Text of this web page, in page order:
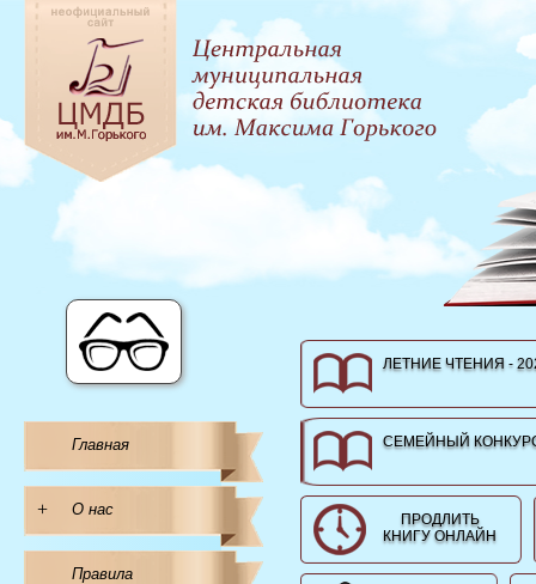
Главная
+ О нас
Правила
ЛЕТНИЕ ЧТЕНИЯ -
СЕМЕЙНЫЙ
ПРОДЛИТЬ
КНИГУ ОНЛАЙН